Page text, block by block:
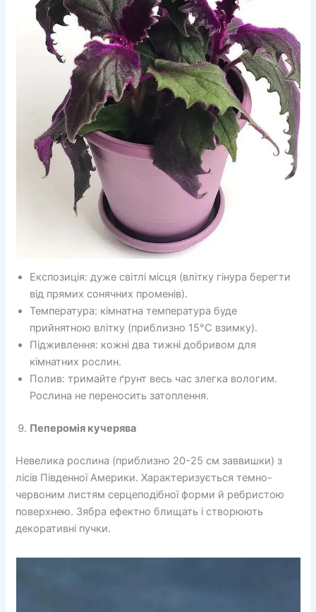
Експозиція: дуже світлі місця (влітку гінура берегти
від прямих сонячних променів).
Температура: кімнатна температура буде
прийнятною влітку (приблизно 15°C взимку).
Підживлення: кожні два тижні добривом для
кімнатних рослин.
Полив: тримайте ґрунт весь час злегка вологим.
Рослина не переносить затоплення.
Пеперомія кучерява
Невелика рослина (приблизно 20-25 см заввишки) з
лісів Південної Америки. Характеризується темно-
червоним листям серцеподібної форми й ребристою
поверхнею. Зябра ефектно блищать і створюють
декоративні пучки.